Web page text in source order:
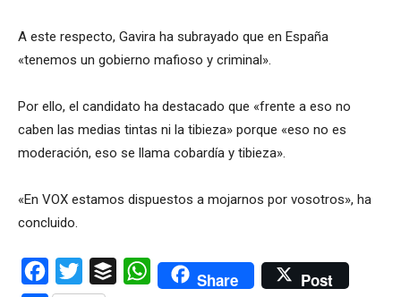
A este respecto, Gavira ha subrayado que en España
«tenemos un gobierno mafioso y criminal».
Por ello, el candidato ha destacado que «frente a eso no
caben las medias tintas ni la tibieza» porque «eso no es
moderación, eso se llama cobardía y tibieza».
«En VOX estamos dispuestos a mojarnos por vosotros», ha
concluido.
Facebook
Twitter Buffer WhatsAppShare Post